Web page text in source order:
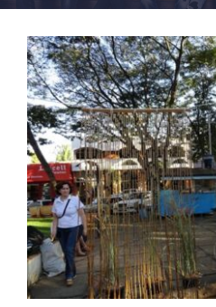
View
Larger
Image